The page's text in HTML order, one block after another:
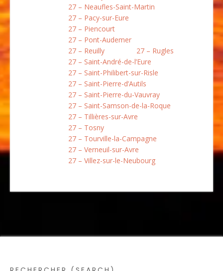
27 – Neaufles-Saint-Martin
27 – Pacy-sur-Eure
27 – Piencourt
27 – Pont-Audemer
27 – Reuilly
27 – Rugles
27 – Saint-André-de-l’Eure
27 – Saint-Philibert-sur-Risle
27 – Saint-Pierre-d’Autils
27 – Saint-Pierre-du-Vauvray
27 – Saint-Samson-de-la-Roque
27 – Tillières-sur-Avre
27 – Tosny
27 – Tourville-la-Campagne
27 – Verneuil-sur-Avre
27 – Villez-sur-le-Neubourg